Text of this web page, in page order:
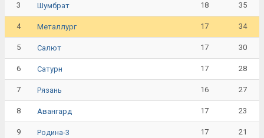
3 Шумбрат 18 35
4 Металлург 17 34
5 Салют 17 30
6 Сатурн 17 28
7 Рязань 16 27
8 Авангард 17 23
9 Родина-3 17 21